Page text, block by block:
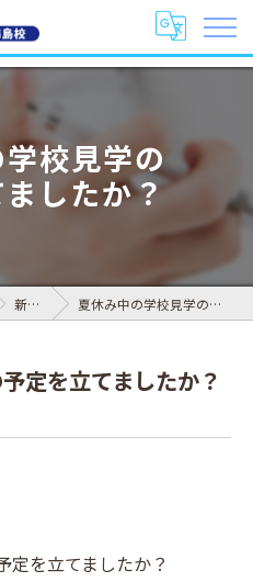
校見学の
したか？
新着情報 夏休み中の学校見学の予定を立てましたか？
定を立てましたか？
定を立てましたか？